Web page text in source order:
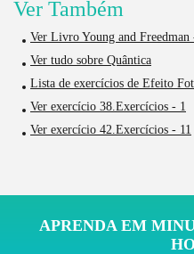
Ver Também
Ver Livro Young and Freedman
Ver tudo sobre Quântica
Lista de exercícios de Efeito
Ver exercício 38.Exercícios - 1
Ver exercício 42.Exercícios - 11
APRENDA EM